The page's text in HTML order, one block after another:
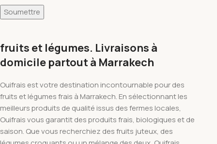
fruits et légumes. Livraisons à
domicile partout à Marrakech
Ouifrais est votre destination incontournable pour des
fruits et légumes frais à Marrakech. En sélectionnant les
meilleurs produits de qualité issus des fermes locales,
Ouifrais vous garantit des produits frais, biologiques et de
saison. Que vous recherchiez des fruits juteux, des